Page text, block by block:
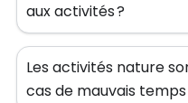
aux activités ?
Les activités nature
cas de mauvais temps